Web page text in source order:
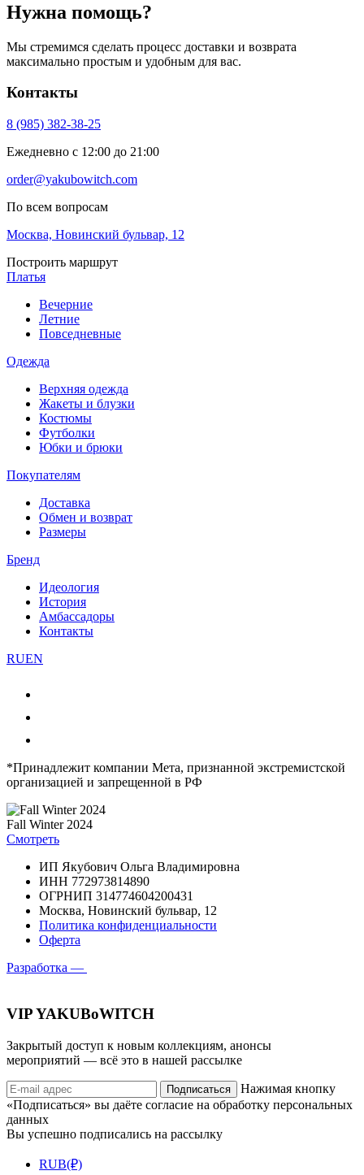
Нужна помощь?
Мы стремимся сделать процесс доставки и возврата
максимально простым и удобным для вас.
Контакты
8 (985) 382-38-25
Ежедневно с 12:00 до 21:00
order@yakubowitch.com
По всем вопросам
Москва, Новинский бульвар, 12
Построить маршрут
Платья
Вечерние
Летние
Повседневные
Одежда
Верхняя одежда
Жакеты и блузки
Костюмы
Футболки
Юбки и брюки
Покупателям
Доставка
Обмен и возврат
Размеры
Бренд
Идеология
История
Амбассадоры
Контакты
RUEN
*Принадлежит компании Мета, признанной экстремистской
организацией и запрещенной в РФ
Fall Winter 2024
Смотреть
ИП Якубович Ольга Владимировна
ИНН 772973814890
ОГРНИП 314774604200431
Москва, Новинский бульвар, 12
Политика конфиденциальности
Оферта
Разработка —
VIP YAKUBoWITCH
Закрытый доступ к новым коллекциям, анонсы
мероприятий — всё это в нашей рассылке
Подписаться
Нажимая кнопку
«Подписаться» вы даёте согласие на обработку персональных
данных
Вы успешно подписались на рассылку
RUB(₽)